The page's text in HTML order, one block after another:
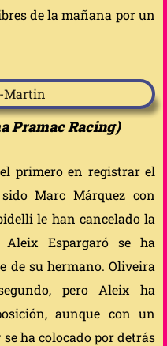
de la mañana por un
Pramac Racing)
primero en registrar el
Marc Márquez con
le han cancelado la
Espargaró se ha
de su hermano. Oliveira
pero Aleix ha
aunque con un
ha colocado por detrás